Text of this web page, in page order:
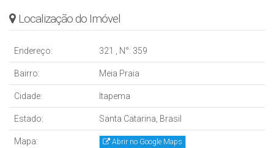
Localização do Imóvel
Endereço: 321 N°: 359
Bairro: Meia Praia
Cidade: Itapema
Estado: Santa Catarina, Brasil
Mapa: Abrir no Google Maps